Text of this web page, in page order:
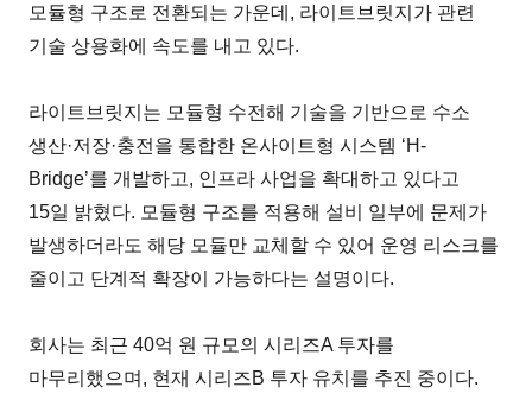
모듈형 구조로 전환되는 가운데, 라이트브릿지가 관련
기술 상용화에 속도를 내고 있다.
라이트브릿지는 모듈형 수전해 기술을 기반으로 수소
생산·저장·충전을 통합한 온사이트형 시스템 ‘H-
Bridge’를 개발하고, 인프라 사업을 확대하고 있다고
15일 밝혔다. 모듈형 구조를 적용해 설비 일부에 문제가
발생하더라도 해당 모듈만 교체할 수 있어 운영 리스크를
줄이고 단계적 확장이 가능하다는 설명이다.
회사는 최근 40억 원 규모의 시리즈A 투자를
마무리했으며, 현재 시리즈B 투자 유치를 추진 중이다.